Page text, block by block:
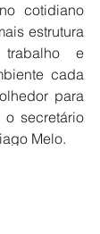
cotidiano
estrutura
e
cada
para
o secretário
Melo.